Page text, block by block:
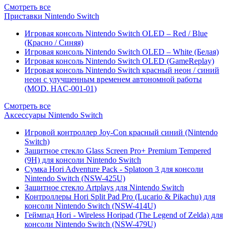
Смотреть все
Приставки Nintendo Switch
Игровая консоль Nintendo Switch OLED – Red / Blue
(Красно / Синяя)
Игровая консоль Nintendo Switch OLED – White (Белая)
Игровая консоль Nintendo Switch OLED (GameReplay)
Игровая консоль Nintendo Switch красный неон / синий
неон с улучшенным временем автономной работы
(MOD. HAC-001-01)
Смотреть все
Аксессуары Nintendo Switch
Игровой контроллер Joy-Con красный синий (Nintendo
Switch)
Защитное стекло Glass Screen Pro+ Premium Tempered
(9H) для консоли Nintendo Switch
Сумка Hori Adventure Pack - Splatoon 3 для консоли
Nintendo Switch (NSW-425U)
Защитное стекло Artplays для Nintendo Switch
Контроллеры Hori Split Pad Pro (Lucario & Pikachu) для
консоли Nintendo Switch (NSW-414U)
Геймпад Hori - Wireless Horipad (The Legend of Zelda) для
консоли Nintendo Switch (NSW-479U)